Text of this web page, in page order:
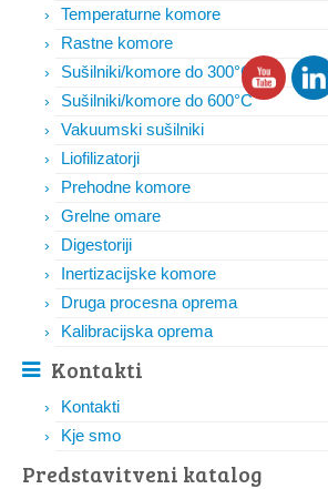
Temperaturne komore
Rastne komore
Sušilniki/komore do 300°C
Sušilniki/komore do 600°C
Vakuumski sušilniki
Liofilizatorji
Prehodne komore
Grelne omare
Digestoriji
Inertizacijske komore
Druga procesna oprema
Kalibracijska oprema
Kontakti
Kontakti
Kje smo
Predstavitveni katalog​​